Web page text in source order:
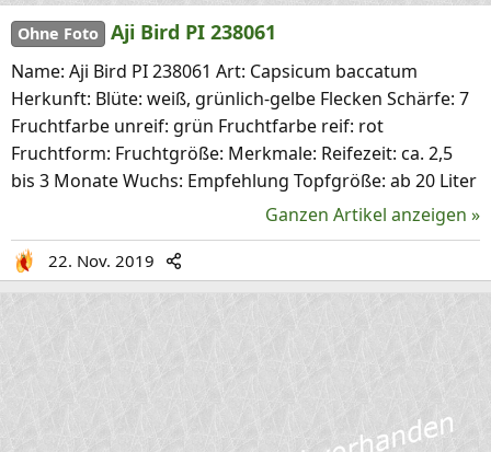
Ohne Foto Aji Bird PI 238061
Name: Aji Bird PI 238061 Art: Capsicum baccatum
Herkunft: Blüte: weiß, grünlich-gelbe Flecken Schärfe: 7
Fruchtfarbe unreif: grün Fruchtfarbe reif: rot
Fruchtform: Fruchtgröße: Merkmale: Reifezeit: ca. 2,5
bis 3 Monate Wuchs: Empfehlung Topfgröße: ab 20 Liter
Ganzen Artikel anzeigen »
22. Nov. 2019